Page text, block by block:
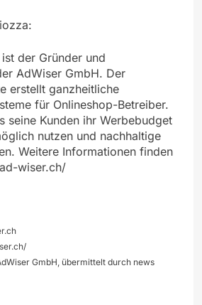
der Gründer und
AdWiser GmbH. Der
erstellt ganzheitliche
für Onlineshop-Betreiber.
seine Kunden ihr Werbebudget
nutzen und nachhaltige
Weitere Informationen finden
wiser.ch/
GmbH, übermittelt durch news